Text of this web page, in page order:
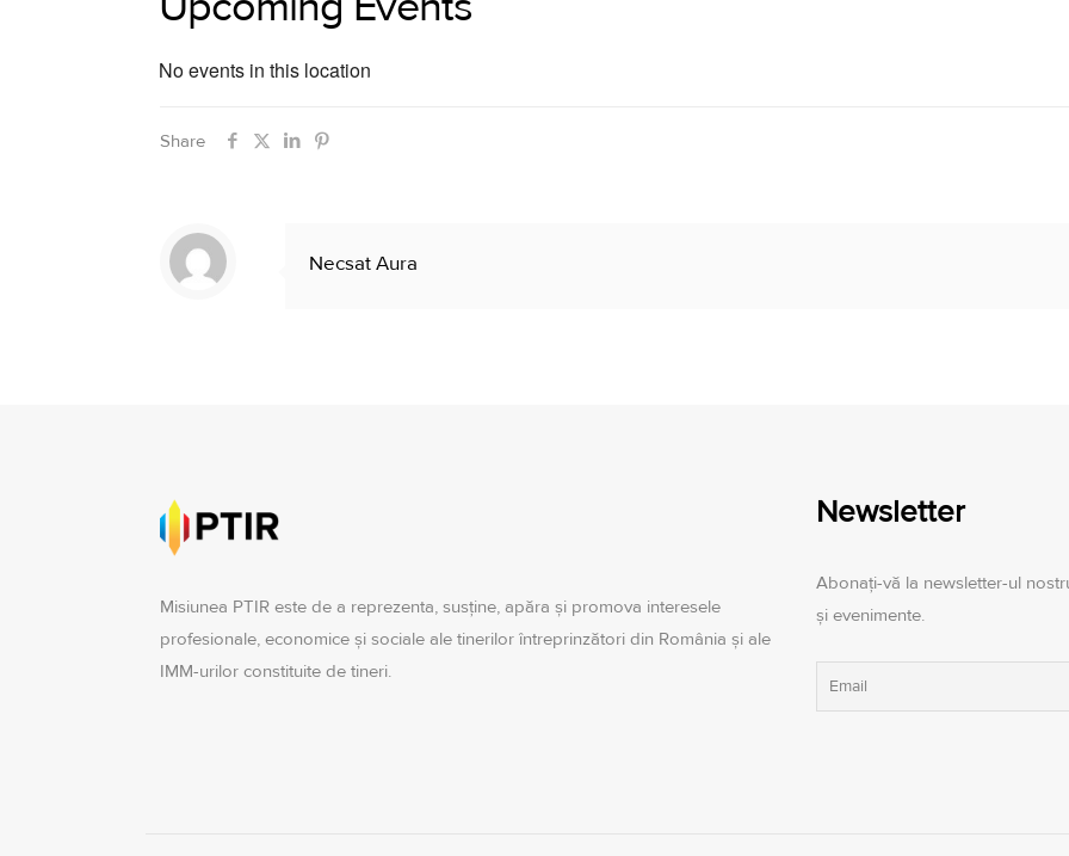
No events in this location
Share
Necsat Aura
Misiunea PTIR este de a reprezenta, susţine, apăra şi promova interesele
profesionale, economice şi sociale ale tinerilor întreprinzători din România şi ale
IMM-urilor constituite de tineri.
Newsletter
Abonați-vă la newsletter-ul
și evenimente.